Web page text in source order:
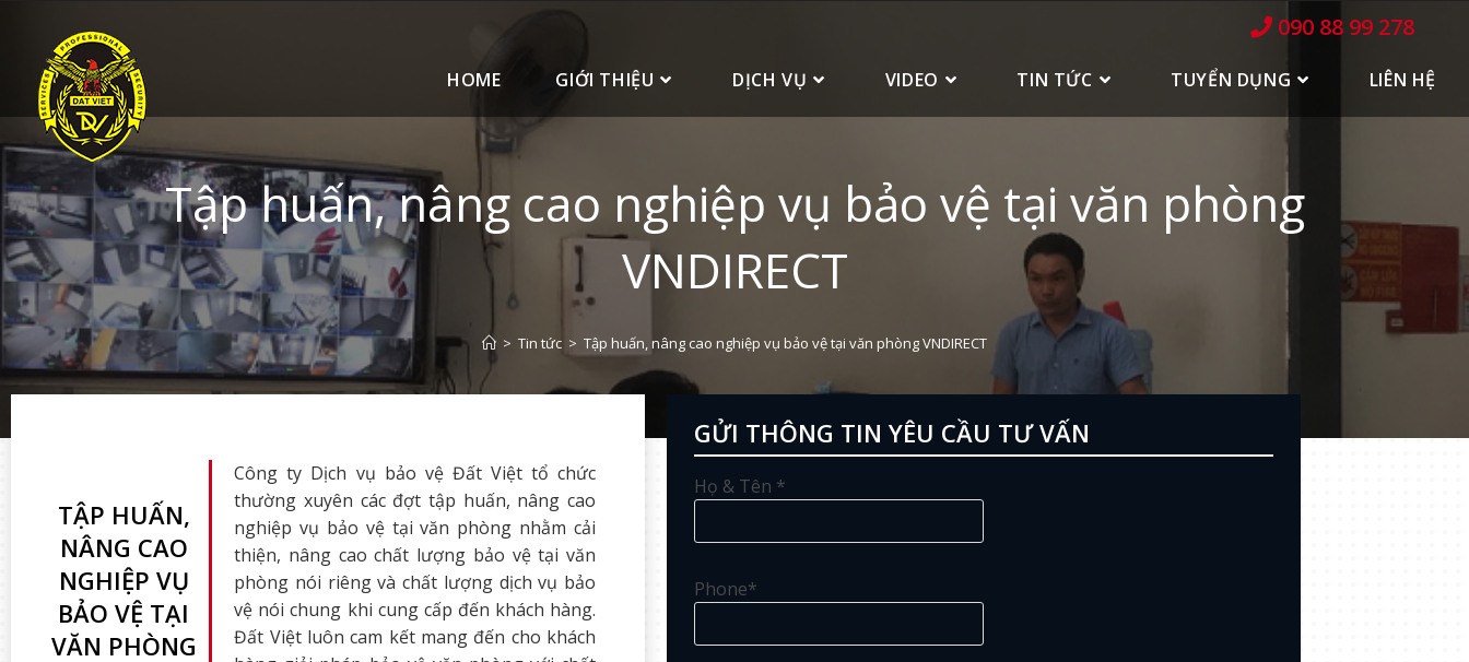
090 88 99 278
HOME GIỚI THIỆU DỊCH VỤ VIDEO TIN TỨC TUYỂN DỤNG LIÊN HỆ
Tập huấn, nâng cao nghiệp vụ bảo vệ tại văn phòng
VNDIRECT
> Tin tức > Tập huấn, nâng cao nghiệp vụ bảo vệ tại văn phòng VNDIRECT
TẬP HUẤN,
NÂNG CAO
NGHIỆP VỤ
BẢO VỆ TẠI
VĂN PHÒNG
Công ty Dịch vụ bảo vệ Đất Việt tổ chức
thường xuyên các đợt tập huấn, nâng cao
nghiệp vụ bảo vệ tại văn phòng nhằm cải
thiện, nâng cao chất lượng bảo vệ tại văn
phòng nói riêng và chất lượng dịch vụ bảo
vệ nói chung khi cung cấp đến khách hàng.
Đất Việt luôn cam kết mang đến cho khách
GỬI THÔNG TIN YÊU CẦU TƯ VẤN
Họ & Tên *
Phone*